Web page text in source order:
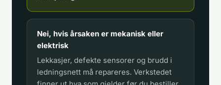
Nei, hvis årsaken er mekanisk eller
elektrisk
Lekkasjer, defekte sensorer og brudd i
ledningsnett må repareres. Verkstedet